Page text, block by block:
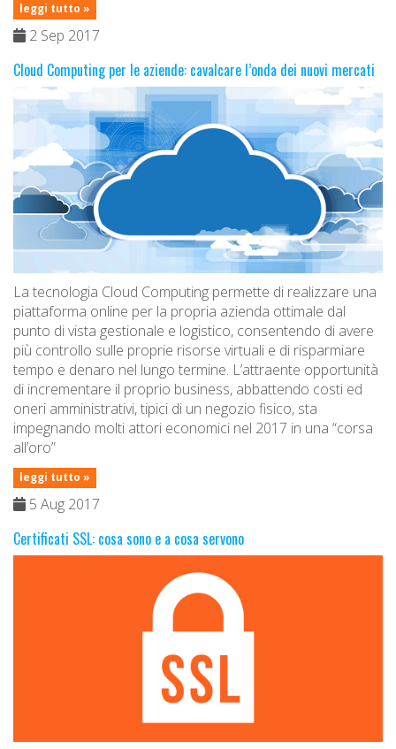
leggi tutto »
2 Sep 2017
Cloud Computing per le aziende: cavalcare l’onda dei nuovi mercati
La tecnologia Cloud Computing permette di realizzare una
piattaforma online per la propria azienda ottimale dal
punto di vista gestionale e logistico, consentendo di avere
più controllo sulle proprie risorse virtuali e di risparmiare
tempo e denaro nel lungo termine. L’attraente opportunità
di incrementare il proprio business, abbattendo costi ed
oneri amministrativi, tipici di un negozio fisico, sta
impegnando molti attori economici nel 2017 in una “corsa
all’oro”
leggi tutto »
5 Aug 2017
Certificati SSL: cosa sono e a cosa servono